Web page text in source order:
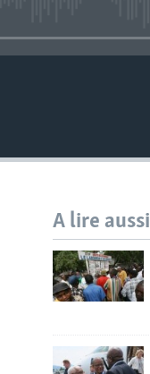
A lire aussi